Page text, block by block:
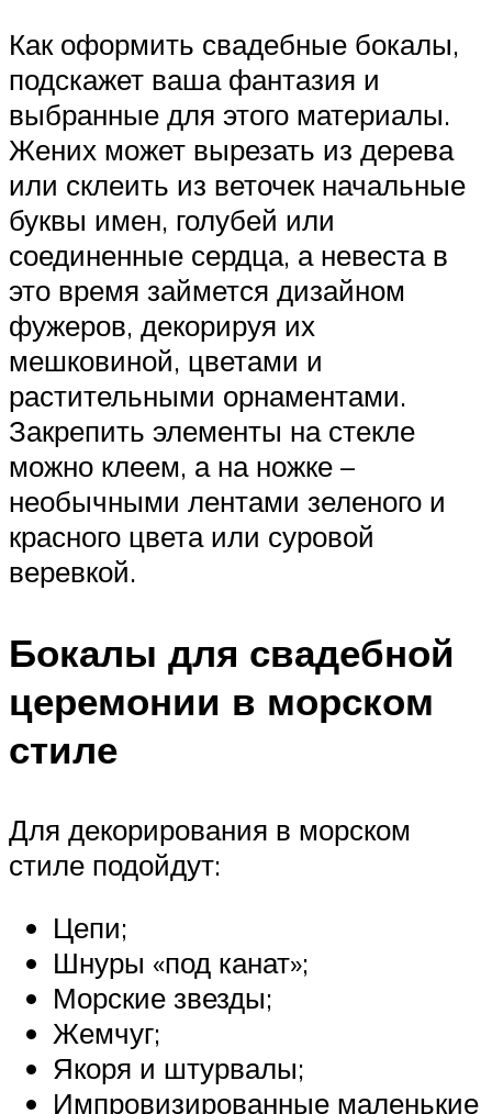
Как оформить свадебные бокалы,
подскажет ваша фантазия и
выбранные для этого материалы.
Жених может вырезать из дерева
или склеить из веточек начальные
буквы имен, голубей или
соединенные сердца, а невеста в
это время займется дизайном
фужеров, декорируя их
мешковиной, цветами и
растительными орнаментами.
Закрепить элементы на стекле
можно клеем, а на ножке –
необычными лентами зеленого и
красного цвета или суровой
веревкой.
Бокалы для свадебной
церемонии в морском
стиле
Для декорирования в морском
стиле подойдут:
Цепи;
Шнуры «под канат»;
Морские звезды;
Жемчуг;
Якоря и штурвалы;
Импровизированные маленькие